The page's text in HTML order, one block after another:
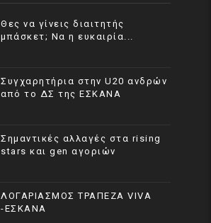
Θες να γίνεις διαιτητής
μπάσκετ; Να η ευκαιρία...
Συγχαρητήρια στην U20 ανδρών
από το ΔΣ της ΕΣΚΑΝΑ
Σημαντικές αλλαγές στα rising
stars και gen αγοριών
ΛΟΓΑΡΙΑΣΜΟΣ ΤΡΑΠΕΖΑ VIVA
-ΕΣΚΑΝΑ